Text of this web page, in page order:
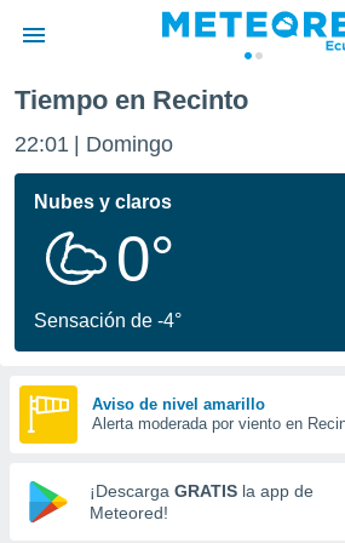
de
ha
calidad.
a este
las
forma
digital
basada
Tiempo en Recinto
22:01 Domingo
Nubes y claros
0°
Sensación de -4°
Aviso de nivel amarillo
Alerta moderada por viento en
¡Descarga GRATIS la app de
Meteored!